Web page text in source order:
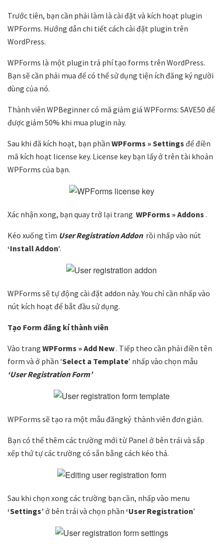
Trước tiên, bạn cần phải làm là cài đặt và kích hoạt plugin
WPForms. Hướng dẫn chi tiết cách cài đặt plugin trên
WordPress.
WPForms là một plugin trả phí tạo forms trên WordPress.
Bạn sẽ cần phải mua để có thể sử dụng tiện ích đăng ký người
dùng của nó.
Thành viên WPBeginner có mã giảm giá WPForms: SAVE50 để
được giảm 50% khi mua plugin này.
Sau khi đã kích hoạt, bạn phần WPForms » Settings để điền
mã kích hoạt license key. License key bạn lấy ở trên tài khoản
WPForms của bạn.
Xác nhận xong, bạn quay trở lại trang WPForms » Addons .
Kéo xuống tìm User Registration Addon rồi nhấp vào nút
‘Install Addon‘.
WPForms sẽ tự động cài đặt addon này. You chỉ cần nhấp vào
nút kích hoạt để bắt đầu sử dụng.
Tạo Form đăng kí thành viên
Vào trang WPForms » Add New. Tiếp theo cần phải điền tên
form và ở phần ‘Select a Template’ nhấp vào chọn mẫu
‘User Registration Form’
WPForms sẽ tạo ra một mẫu đăngký thành viên đơn giản.
Bạn có thể thêm các trường mới từ Panel ở bên trái và sắp
xếp thứ tự các trường có sẵn bằng cách kéo thả.
Sau khi chọn xong các trường bạn cần, nhấp vào menu
‘Settings’ ở bên trái và chọn phần ‘User Registration’